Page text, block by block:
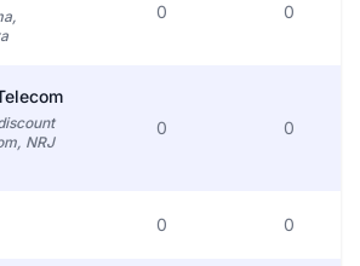
0 0
NRJ
0 0
0 0